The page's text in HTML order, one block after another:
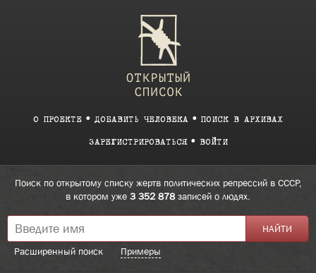
О ПРОЕКТЕ ДОБАВИТЬ ЧЕЛОВЕКА ПОИСК В АРХИВАХ
ЗАРЕГИСТРИРОВАТЬСЯ ВОЙТИ
Поиск по открытому списку жертв политических репрессий в СССР,
в котором уже 3 352 878записей о людях.
Расширенный поиск Примеры